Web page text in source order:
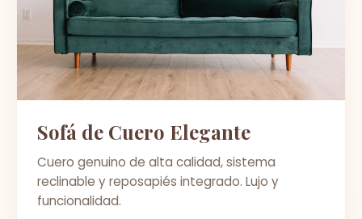
Sofá de Cuero Elegante
Cuero genuino de alta calidad, sistema
reclinable y reposapiés integrado. Lujo y
funcionalidad.